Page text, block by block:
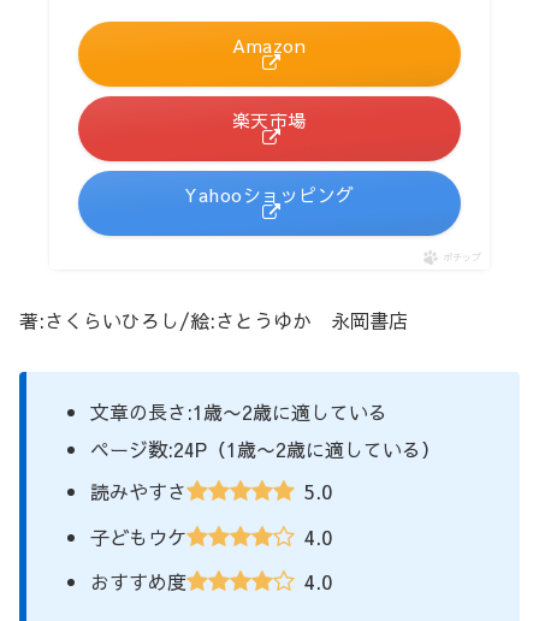
Amazon
楽天市場
Yahooショッピング
ポチップ
著:さくらいひろし/絵:さとうゆか 永岡書店
文章の長さ:1歳〜2歳に適している
ページ数:24P（1歳〜2歳に適している）
読みやすさ
5.0
子どもウケ 4.0
おすすめ度 4.0